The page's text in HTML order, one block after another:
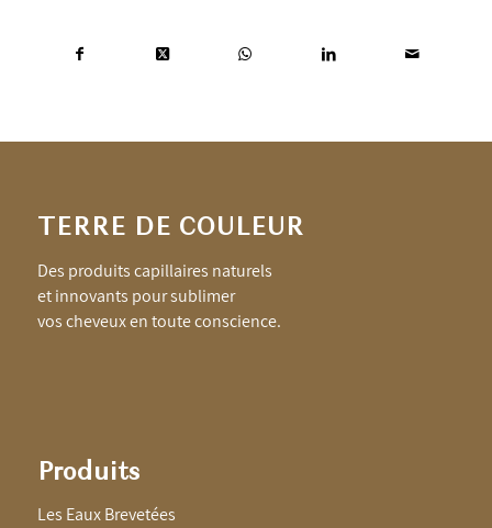
TERRE DE COULEUR
Des produits capillaires naturels
et innovants pour sublimer
vos cheveux en toute conscience.
Produits
Les Eaux Brevetées